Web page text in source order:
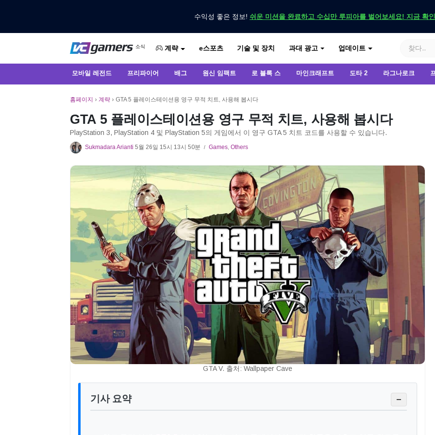
수익성 좋은 정보! 쉬운 미션을 완료하고 수십만 루피아를 벌어보세요! 지금 확
VCGamers 뉴스
소식
VCGamers에서만 최신 게임 뉴스 받기
계략 e스포츠 기술 및 장치 과대 광고 업데이트
모바일 레전드 프리파이어 배그 원신 임팩트 로 블록 스 마인크래프트 도타 2 라그나로크
홈페이지 › 계략 › GTA 5 플레이스테이션용 영구 무적 치트, 사용해 봅시다
GTA 5 플레이스테이션용 영구 무적 치트, 사용해 봅시다
PlayStation 3, PlayStation 4 및 PlayStation 5의 게임에서 이 영구 GTA 5 치트 코드를 사용할 수 있습니다.
Sukmadara Arianti 5월 26일 15시 13시 50분 / Games, Others
GTA V. 출처: Wallpaper Cave
기사 요약 −